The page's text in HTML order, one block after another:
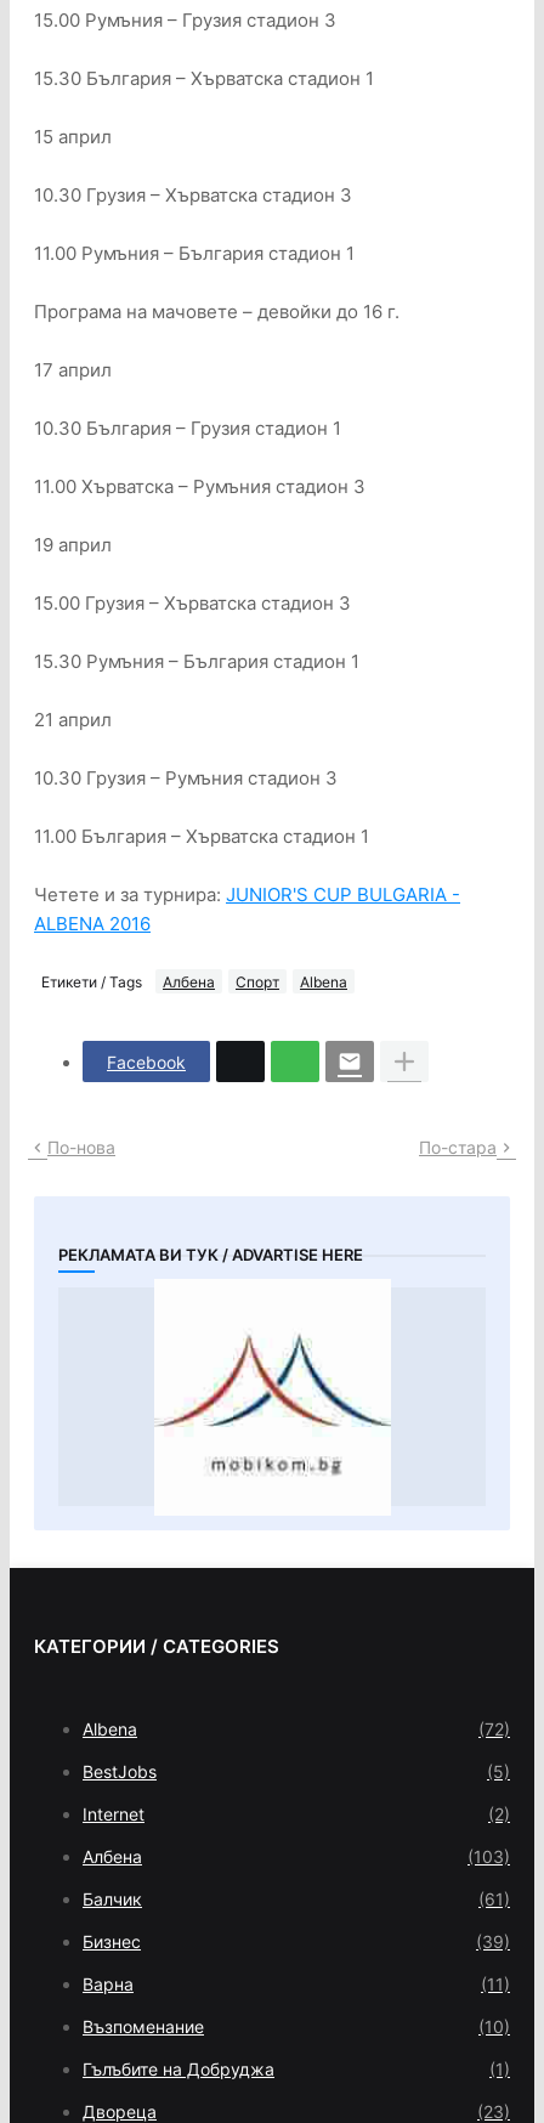
15.00 Румъния – Грузия стадион 3
15.30 България – Хърватска стадион 1
15 април
10.30 Грузия – Хърватска стадион 3
11.00 Румъния – България стадион 1
Програма на мачовете – девойки до 16 г.
17 април
10.30 България – Грузия стадион 1
11.00 Хърватска – Румъния стадион 3
19 април
15.00 Грузия – Хърватска стадион 3
15.30 Румъния – България стадион 1
21 април
10.30 Грузия – Румъния стадион 3
11.00 България – Хърватска стадион 1
Четете и за турнира: JUNIOR'S CUP BULGARIA -
ALBENA 2016
Етикети / Tags Албена Спорт Albena
Facebook
По-нова По-стара
РЕКЛАМАТА ВИ ТУК / ADVARTISE HERE
КАТЕГОРИИ / CATEGORIES
Albena (72)
BestJobs (5)
Internet (2)
Албена (103)
Балчик (61)
Бизнес (39)
Варна (11)
Възпоменание (10)
Гълъбите на Добруджа (1)
Двореца (23)